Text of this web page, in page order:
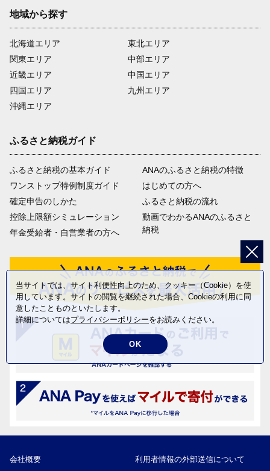
地域から探す
北海道エリア
関東エリア
近畿エリア
四国エリア
沖縄エリア
東北エリア
中部エリア
中国エリア
九州エリア
ふるさと納税ガイド
ふるさと納税の基本ガイド
ワンストップ特例制度ガイド
確定申告のしかた
控除上限額シミュレーション
年金受給者・自営業者の方へ
ANAのふるさと納税の特徴
はじめての方へ
ふるさと納税の流れ
動画でわかるANAのふるさと
納税
会社概要
利用者情報の外部送信について
当サイトでは、サイト利便性向上のため、クッキー（Cookie）を使
用しています。サイトの閲覧を継続された場合、Cookieの利用に同
意したことものといたします。
詳細についてはプライバシーポリシーをお読みください。
OK